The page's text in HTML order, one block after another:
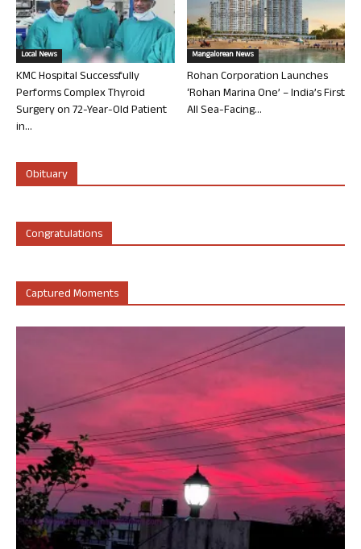
Local News
KMC Hospital Successfully
Performs Complex Thyroid
Surgery on 72-Year-Old Patient
in...
Mangalorean News
Rohan Corporation Launches
‘Rohan Marina One’ – India’s First
All Sea-Facing...
Obituary
Congratulations
Captured Moments